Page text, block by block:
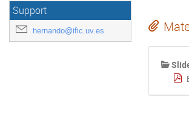
Support
hernando@ific.uv.es